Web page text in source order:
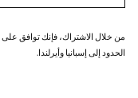
من خلال الاشتراك، فإنك توافق على
الحدود إلى إسبانيا وأيرلندا.